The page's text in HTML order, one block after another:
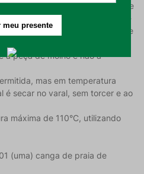
com temperatura máxima de
saco de lavagem para protegê-
água fria ou morna e detergente
a peça de molho e não a
mas em temperatura
é secar no varal, sem torcer e ao
máxima de 110°C, utilizando
01 (uma) canga de praia de